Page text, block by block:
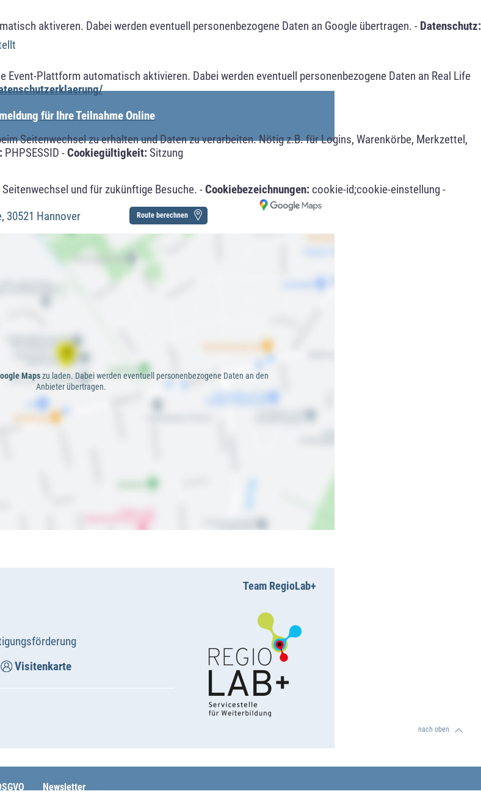
aktiveren. Dabei werden eventuell personenbezogene Daten an Google übertragen. - Datenschutz:
Event-Plattform automatisch aktivieren. Dabei werden eventuell personenbezogene Daten an Real Life
Seitenwechsel zu erhalten und Daten zu verarbeiten. Nötig z.B. für Logins, Warenkörbe, Merkzettel,
PHPSESSID -Cookiegültigkeit:Sitzung
und für zukünftige Besuche. -Cookiebezeichnungen: cookie-id;cookie-einstellung -
für Ihre Teilnahme Online
30521 Hannover Route berechnen
Mapszu laden. Dabei werden eventuell personenbezogene Daten an den
Anbieter übertragen.
Team RegioLab+
Visitenkarte
nach oben
Newsletter